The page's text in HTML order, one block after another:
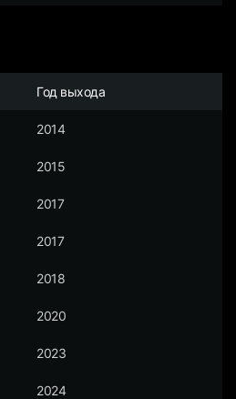
Год выхода
2014
2015
2017
2017
2018
2020
2023
2024